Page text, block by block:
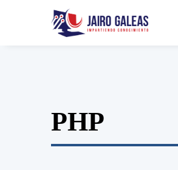
PHP